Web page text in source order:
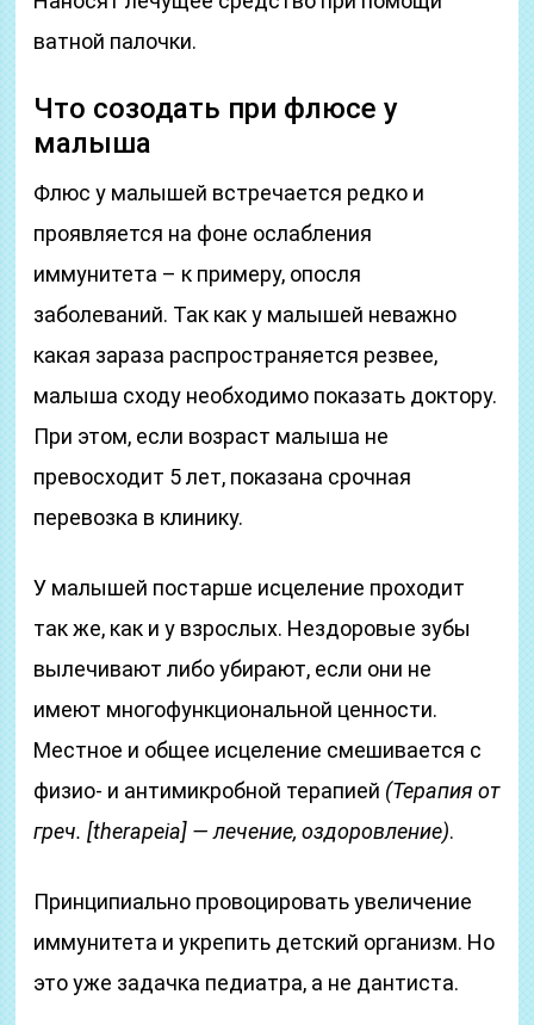
ватной палочки.
Что созодать при флюсе у
малыша
Флюс у малышей встречается редко и
проявляется на фоне ослабления
иммунитета – к примеру, опосля
заболеваний. Так как у малышей неважно
какая зараза распространяется резвее,
малыша сходу необходимо показать доктору.
При этом, если возраст малыша не
превосходит 5 лет, показана срочная
перевозка в клинику.
У малышей постарше исцеление проходит
так же, как и у взрослых. Нездоровые зубы
вылечивают либо убирают, если они не
имеют многофункциональной ценности.
Местное и общее исцеление смешивается с
физио- и антимикробной терапией (Терапия от
греч. [therapeia] — лечение, оздоровление).
Принципиально провоцировать увеличение
иммунитета и укрепить детский организм. Но
это уже задачка педиатра, а не дантиста.